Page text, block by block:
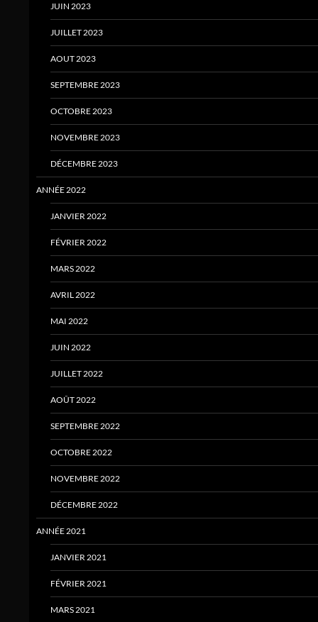
JUIN 2023
JUILLET 2023
AOUT 2023
SEPTEMBRE 2023
OCTOBRE 2023
NOVEMBRE 2023
DÉCEMBRE 2023
ANNÉE 2022
JANVIER 2022
FÉVRIER 2022
MARS 2022
AVRIL 2022
MAI 2022
JUIN 2022
JUILLET 2022
AOÛT 2022
SEPTEMBRE 2022
OCTOBRE 2022
NOVEMBRE 2022
DÉCEMBRE 2022
ANNÉE 2021
JANVIER 2021
FÉVRIER 2021
MARS 2021